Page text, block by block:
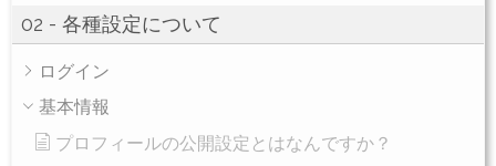
02 - 各種設定について
ログイン
基本情報
プロフィールの公開設定とはなんですか？